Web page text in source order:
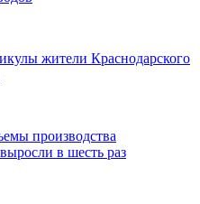
жители Краснодарского
производства
в шесть раз